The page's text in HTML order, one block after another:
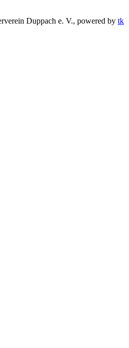
Duppach e. V., powered by tk